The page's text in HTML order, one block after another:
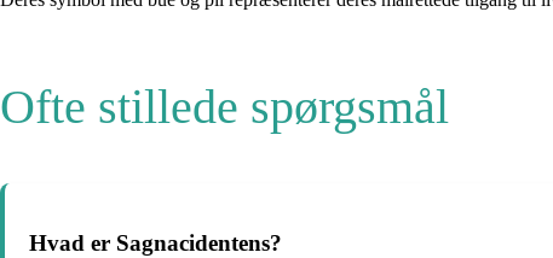
Ofte stillede spørgsmål
Hvad er Sagnacidentens?